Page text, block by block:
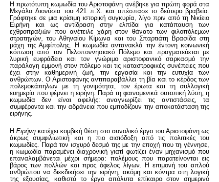
Η πρωτότυπη κωμωδία του Αριστοφάνη ανέβηκε για πρώτη φορά στα
Μεγάλα Διονύσια του 421 π.Χ. και απέσπασε το δεύτερο βραβείο.
Γράφτηκε σε μια κρίσιμη ιστορική συγκυρία, λίγο πριν από τη Νικίειο
Ειρήνη και ως αντίδραση στην ελπίδα για κατάπαυση των
εχθροπραξιών που ανέτειλε χάρη στον θάνατο των φιλοπόλεμων
στρατηγών, του Αθηναίου Κίμωνα και του Σπαρτιάτη Βρασίδα στη
μάχη της Αμφίπολης. Η κωμωδία αντανακλά την έντονη κοινωνική
κόπωση από τον Πελοποννησιακό Πόλεμο και πραγματεύεται με
λυρική ευφράδεια και τον γνώριμο αριστοφανικό σαρκασμό την
παράλογη εμμονή στον πόλεμο και τις καταστροφικές συνέπειες που
έχει στην καθημερινή ζωή, την εργασία και την ευτυχία των
ανθρώπων. Ο Αριστοφάνης αντιπαραβάλλει τη βία και το κέρδος των
πολεμοκάπηλων με τη γονιμότητα, τον έρωτα και τη συλλογική
ευημερία που φέρνει η ειρήνη. Παρά τη φαινομενικά ουτοπική λύση, η
κωμωδία δεν είναι αφελής: αναγνωρίζει τις αντιστάσεις, τα
συμφέροντα και την αδράνεια που εμποδίζουν την αποκατάσταση της
ειρήνης.
ΗΕιρήνη κατέχει κομβική θέση στο συνολικό έργο του Αριστοφάνη ως
άκρως συμφιλιωτική και η πιο αισιόδοξη από τις πολιτικές του
κωμωδίες. Παρά τον ισχυρό δεσμό της με την εποχή που τη γέννησε,
η κωμωδία παραμένει διαχρονική γιατί φωτίζει έναν μηχανισμό που
επαναλαμβάνεται μέχρι σήμερα: πολέμους που παρατείνονται εις
βάρος των πολλών και προς όφελος λίγων. Η επιμονή του απλού
ανθρώπου να διεκδικήσει την ειρήνη, ακόμη και κόντρα στη λογική
της εξουσίας, καθιστά το έργο απόλυτα επίκαιρο στον σημερινό